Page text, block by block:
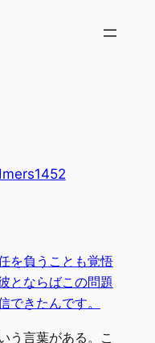
を負うことも覚悟
とならばこの問題
できたんです。
う言葉がある。こ